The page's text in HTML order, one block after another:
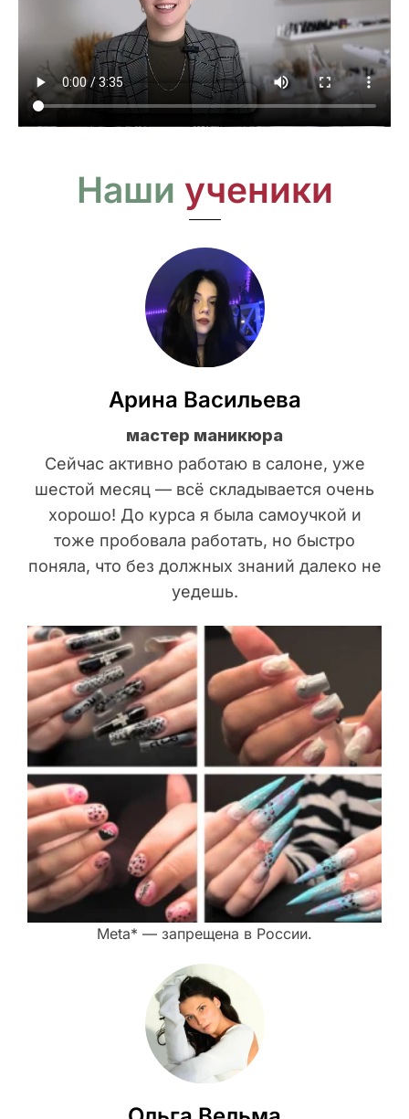
Наши ученики
Арина Васильева
мастер маникюра
Сейчас активно работаю в салоне, уже
шестой месяц — всё складывается очень
хорошо! До курса я была самоучкой и
тоже пробовала работать, но быстро
поняла, что без должных знаний далеко не
уедешь.
Meta* — запрещена в России.